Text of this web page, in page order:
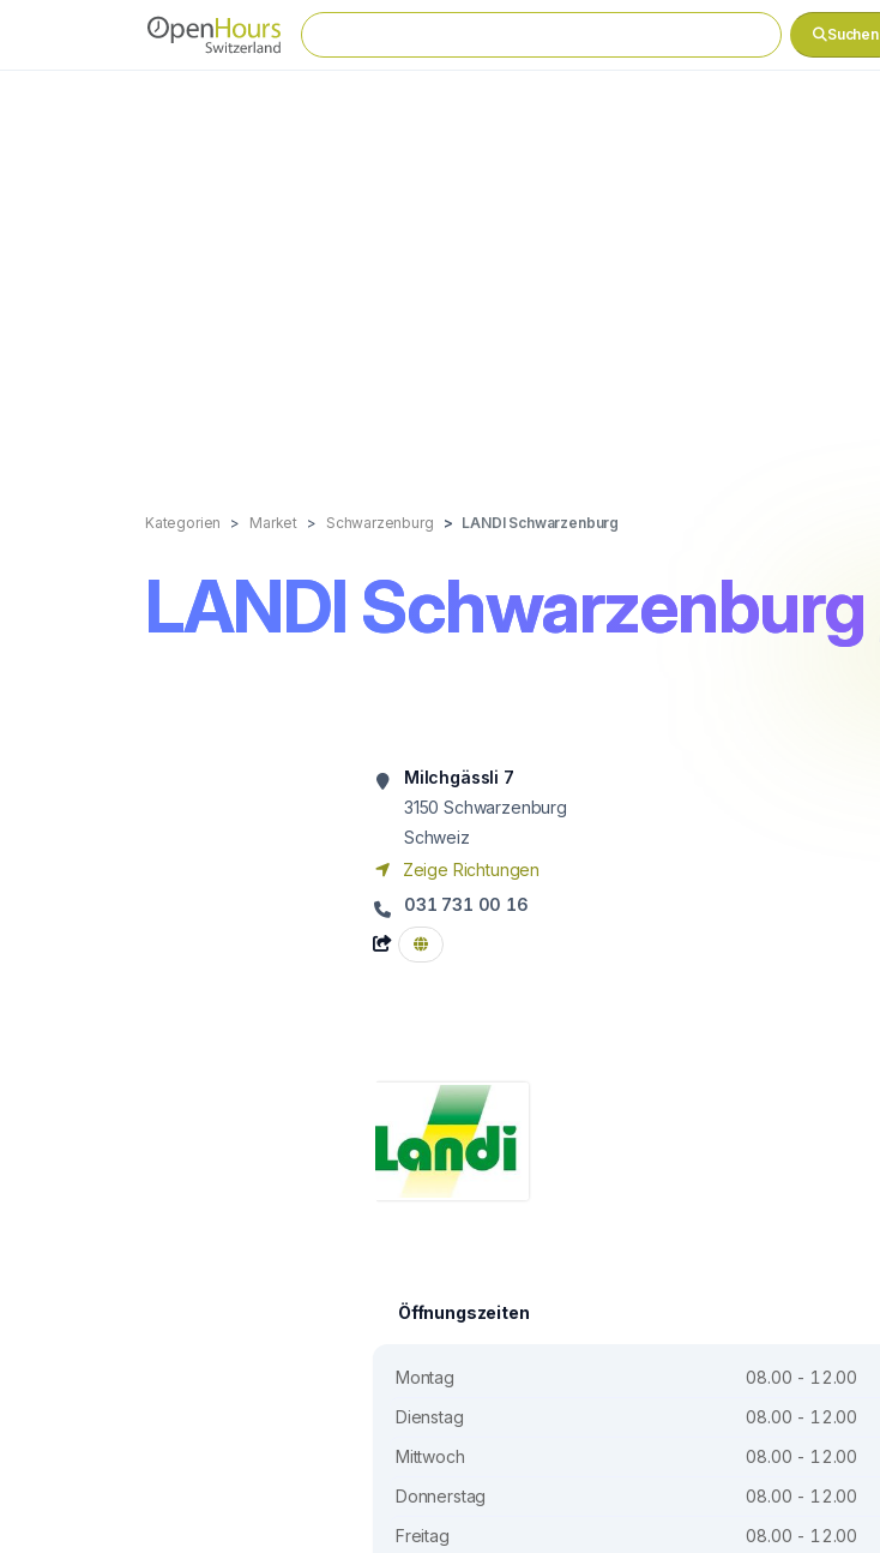
Suchen
Kategorien Market Schwarzenburg LANDI Schwarzenburg
LANDI Schwarzenburg
Milchgässli 7
3150 Schwarzenburg
Schweiz
Zeige Richtungen
031 731 00 16
Öffnungszeiten
Montag
08.00 - 12.00
Dienstag
08.00 - 12.00
Mittwoch
08.00 - 12.00
Donnerstag
08.00 - 12.00
Freitag
08.00 - 12.00